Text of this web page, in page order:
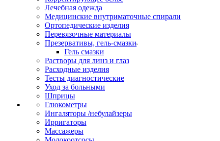
Лечебная одежда
Медицинские внутриматочные спирали
Ортопедические изделия
Перевязочные материалы
Презервативы, гель-смазки
Гель смазки
Растворы для линз и глаз
Расходные изделия
Тесты диагностические
Уход за больными
Шприцы
Глюкометры
Ингаляторы /небулайзеры
Ирригаторы
Массажеры